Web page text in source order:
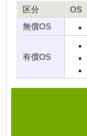
区分
OS
無償OS
有償OS